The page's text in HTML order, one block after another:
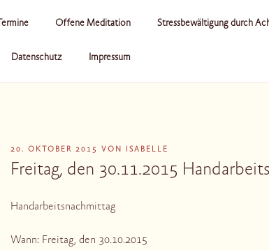
Termine Offene Meditation Stressbewältigung durch
Datenschutz Impressum
VERÖFFENTLICHT
20. OKTOBER 2015 VON ISABELLE
Freitag, den 30.11.2015
Handarbeitsnachmittag
Wann: Freitag, den 30.10.2015